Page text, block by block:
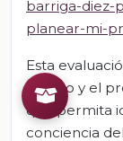
barriga-diez-
planear-mi-
Esta
equipo y el
que permita
conciencia